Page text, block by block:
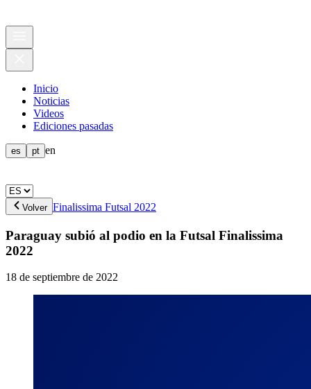
Inicio
Noticias
Videos
Ediciones pasadas
es pt en
Volver Finalissima Futsal 2022
Paraguay subió al podio en la Futsal Finalissima
2022
18 de septiembre de 2022